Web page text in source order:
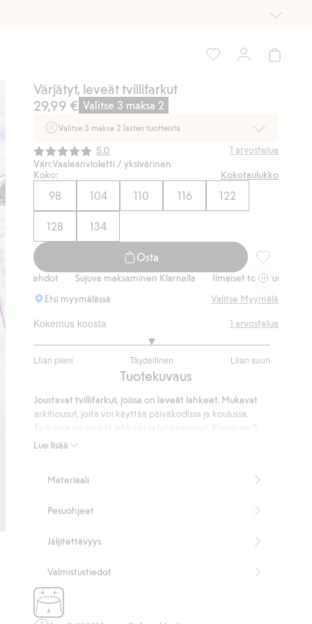
Värjätyt, leveät tvillifarkut
29,99 € Valitse 3 maksa 2
Valitse 3 maksa 2 lasten tuotteista
Ei Newbie. Ostaessasi 2 tuotetta tai enemmän. Voimassa 3-
16.8. asti myymälässä ja verkossa. Ei voi yhdistää muihin
alennuksiin tai tarjouksiin.
Osta nyt
Keskimääräinen luokitus:
5.0 1 arvostelua
Väri:Vaaleanvioletti / yksivärinen
Koko:
Kokotaulukko
98 104 110 116 122
128 134
Osta
Värjätyt,
Sujuva maksaminen Klarnalla
Ilmaiset toimitusvaihtoehdot
Etsi myymälässä
Valitse Myymälä
Kokemus koosta
Liian pieni Täydellinen Liian suuri
/
ääneen
1 arvostelua
Tuotekuvaus
Lue lisää
Joustavat tvillifarkut, joissa on leveät lahkeet. Mukavat
arkihousut, joita voi käyttää päiväkodissa ja koulussa.
taskumalli. Vyötäröllä on vyölenkit, painonappi ja
vyötärön leveyden mukaan ja mukavuuden
Wide-malli
Säädettävä vyötärö.
Materiaali
Pesuohjeet
Jäljitettävyys
Valmistustiedot